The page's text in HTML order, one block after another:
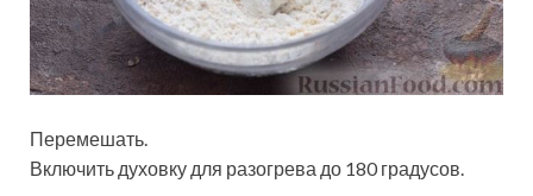
Перемешать.
Включить духовку для разогрева до 180 градусов.